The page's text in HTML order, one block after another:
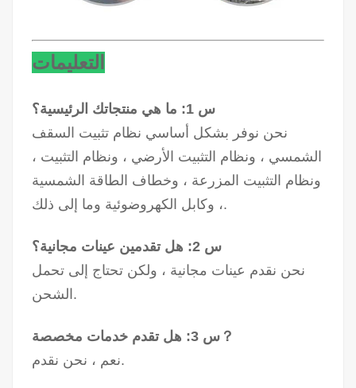
التعليمات
س 1: ما هي منتجاتك الرئيسية؟
نحن نوفر بشكل أساسي نظام تثبيت السقف
الشمسي ، ونظام التثبيت الأرضي ، ونظام التثبيت ،
ونظام التثبيت المزرعة ، وخطاف الطاقة الشمسية
، وكابل الكهروضوئية وما إلى ذلك.
س 2: هل تقدمين عينات مجانية؟
نحن نقدم عينات مجانية ، ولكن تحتاج إلى تحمل
الشحن.
س 3: هل تقدم خدمات مخصصة？
نعم ، نحن نقدم.